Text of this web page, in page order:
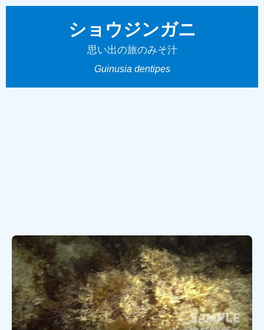
ショウジンガニ
思い出の旅のみそ汁
Guinusia dentipes
← 映像リストに戻る
youtube版を見る➡
概要